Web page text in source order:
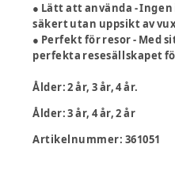
● Lätt att använda -
säkert utan uppsikt av
● Perfekt för resor - Med
perfekta resesällskapet
Ålder: 2 år, 3 år, 4 år.
Ålder:3 år, 4 år, 2 år
Artikelnummer: 361051